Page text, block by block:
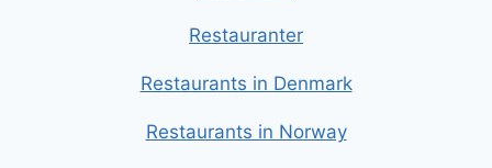
Restauranter
Restaurants in Denmark
Restaurants in Norway